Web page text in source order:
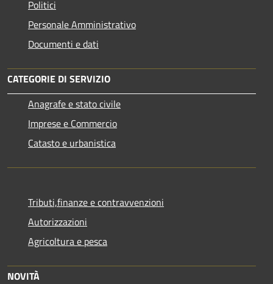
Politici
Personale Amministrativo
Documenti e dati
CATEGORIE DI SERVIZIO
Anagrafe e stato civile
Imprese e Commercio
Catasto e urbanistica
Tributi,finanze e contravvenzioni
Autorizzazioni
Agricoltura e pesca
NOVITÀ